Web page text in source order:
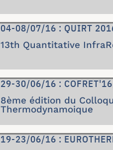
04-08/07/16 : QUIRT
13th Quantitative
29-30/06/16 :
8ème édition du
Thermodynamoique
19-23/06/16 :